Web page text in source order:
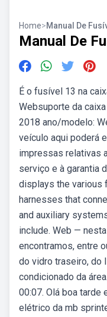
Home>Manual De
Manual De
É o fusível 13 na
Websuporte da
2018 ano/modelo:
veículo aqui poderá
impressas relativas
serviço e à garantia
displays the various
harnesses that
and auxiliary
include. Web —
encontramos, entre
do vidro traseiro, do
condicionado da
00:07. Olá boa tarde
elétrico da mb